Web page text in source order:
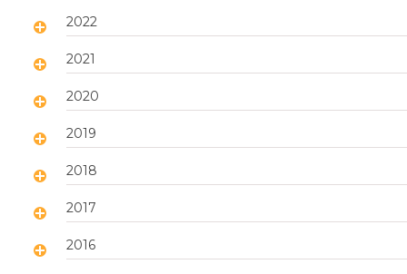
2022
2021
2020
2019
2018
2017
2016